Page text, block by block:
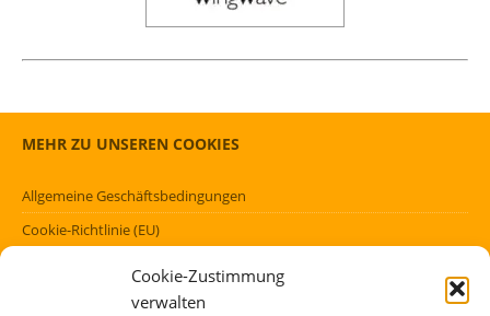
Cookie-Zustimmung
verwalten
MEHR ZU UNSEREN COOKIES
Allgemeine Geschäftsbedingungen
Cookie-Richtlinie (EU)